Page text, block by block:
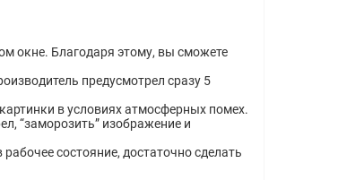
окне. Благодаря этому, вы сможете
предусмотрел сразу 5
в условиях атмосферных помех.
“заморозить” изображение и
состояние, достаточно сделать